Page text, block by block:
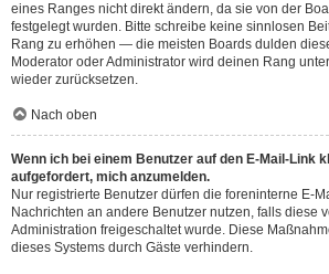
eines Ranges nicht direkt ändern, da sie von der
festgelegt wurden. Bitte schreibe keine sinnlosen
Rang zu erhöhen — die meisten Boards dulden
Moderator oder Administrator wird deinen Rang
wieder zurücksetzen.
Nach oben
Wenn ich bei einem Benutzer auf den E-Mail-Link
aufgefordert, mich anzumelden.
Nur registrierte Benutzer dürfen die foreninterne E-
Nachrichten an andere Benutzer nutzen, falls diese
Administration freigeschaltet wurde. Diese
dieses Systems durch Gäste verhindern.